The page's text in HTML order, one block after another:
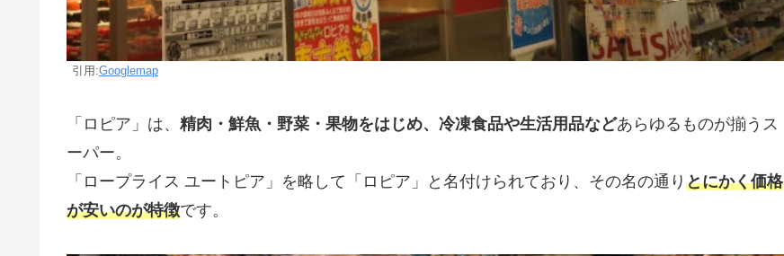
引用:Googlemap
「ロピア」は、 精肉・鮮魚・野菜・果物をはじめ、冷凍食品や生活用品などあらゆるものが揃うス
ーパー。
「ロープライス ユートピア」を略して「ロピア」と名付けられており、その名の通り とにかく価格
が安いのが特徴です。